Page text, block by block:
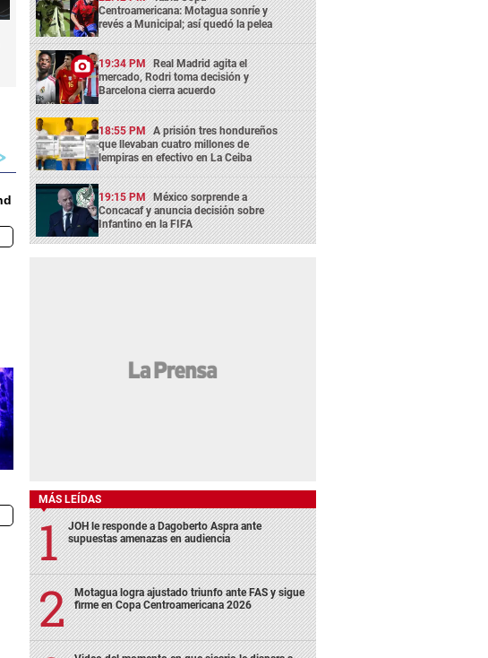
Centroamericana: Motagua sonríe y
revés a Municipal; así quedó la pelea
19:34 PM Real Madrid agita el
mercado, Rodri toma decisión y
Barcelona cierra acuerdo
18:55 PM A prisión tres hondureños
que llevaban cuatro millones de
lempiras en efectivo en La Ceiba
19:15 PM México sorprende a
Concacaf y anuncia decisión sobre
Infantino en la FIFA
MÁS LEÍDAS
JOH le responde a Dagoberto Aspra ante
supuestas amenazas en audiencia
Motagua logra ajustado triunfo ante FAS y sigue
firme en Copa Centroamericana 2026